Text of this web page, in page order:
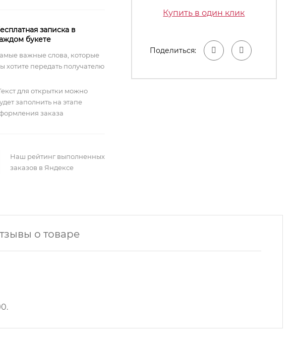
записка в
букете
важные слова, которые
хотите передать получателю
для открытки можно
заполнить на этапе
заказа
Наш рейтинг выполненных
заказов в Яндексе
Купить в один клик
Поделиться:
о товаре